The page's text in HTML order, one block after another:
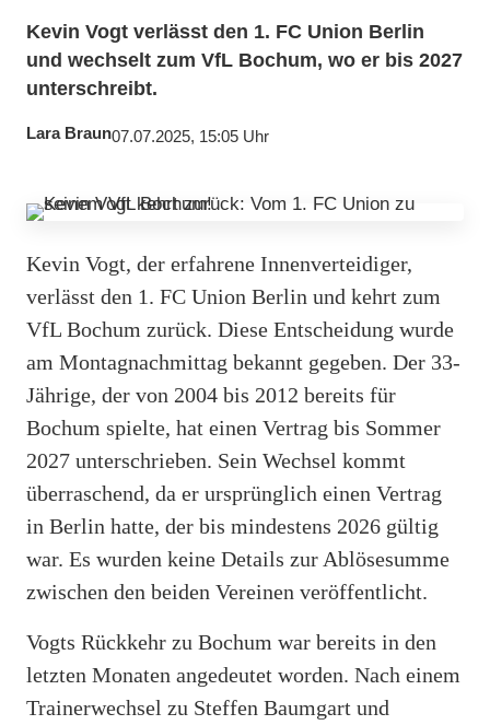
Kevin Vogt verlässt den 1. FC Union Berlin
und wechselt zum VfL Bochum, wo er bis 2027
unterschreibt.
Lara Braun07.07.2025, 15:05 Uhr
Kevin Vogt, der erfahrene Innenverteidiger,
verlässt den 1. FC Union Berlin und kehrt zum
VfL Bochum zurück. Diese Entscheidung wurde
am Montagnachmittag bekannt gegeben. Der 33-
Jährige, der von 2004 bis 2012 bereits für
Bochum spielte, hat einen Vertrag bis Sommer
2027 unterschrieben. Sein Wechsel kommt
überraschend, da er ursprünglich einen Vertrag
in Berlin hatte, der bis mindestens 2026 gültig
war. Es wurden keine Details zur Ablösesumme
zwischen den beiden Vereinen veröffentlicht.
Vogts Rückkehr zu Bochum war bereits in den
letzten Monaten angedeutet worden. Nach einem
Trainerwechsel zu Steffen Baumgart und